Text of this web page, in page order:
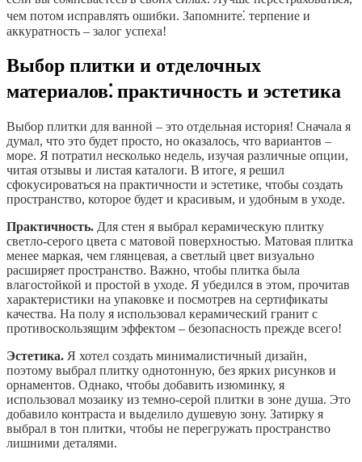
чем потом исправлять ошибки. Запомните⁚ терпение и
аккуратность – залог успеха!
Выбор плитки и отделочных
материалов⁚ практичность и эстетика
Выбор плитки для ванной – это отдельная история! Сначала я
думал, что это будет просто, но оказалось, что вариантов –
море. Я потратил несколько недель, изучая различные опции,
читая отзывы и листая каталоги. В итоге, я решил
сфокусироваться на практичности и эстетике, чтобы создать
пространство, которое будет и красивым, и удобным в уходе.
Практичность. Для стен я выбрал керамическую плитку
светло-серого цвета с матовой поверхностью. Матовая плитка
менее маркая, чем глянцевая, а светлый цвет визуально
расширяет пространство. Важно, чтобы плитка была
влагостойкой и простой в уходе. Я убедился в этом, прочитав
характеристики на упаковке и посмотрев на сертификаты
качества. На полу я использовал керамический гранит с
противоскользящим эффектом – безопасность прежде всего!
Эстетика. Я хотел создать минималистичный дизайн,
поэтому выбрал плитку однотонную, без ярких рисунков и
орнаментов. Однако, чтобы добавить изюминку, я
использовал мозаику из темно-серой плитки в зоне душа. Это
добавило контраста и выделило душевую зону. Затирку я
выбрал в тон плитки, чтобы не перегружать пространство
лишними деталями.